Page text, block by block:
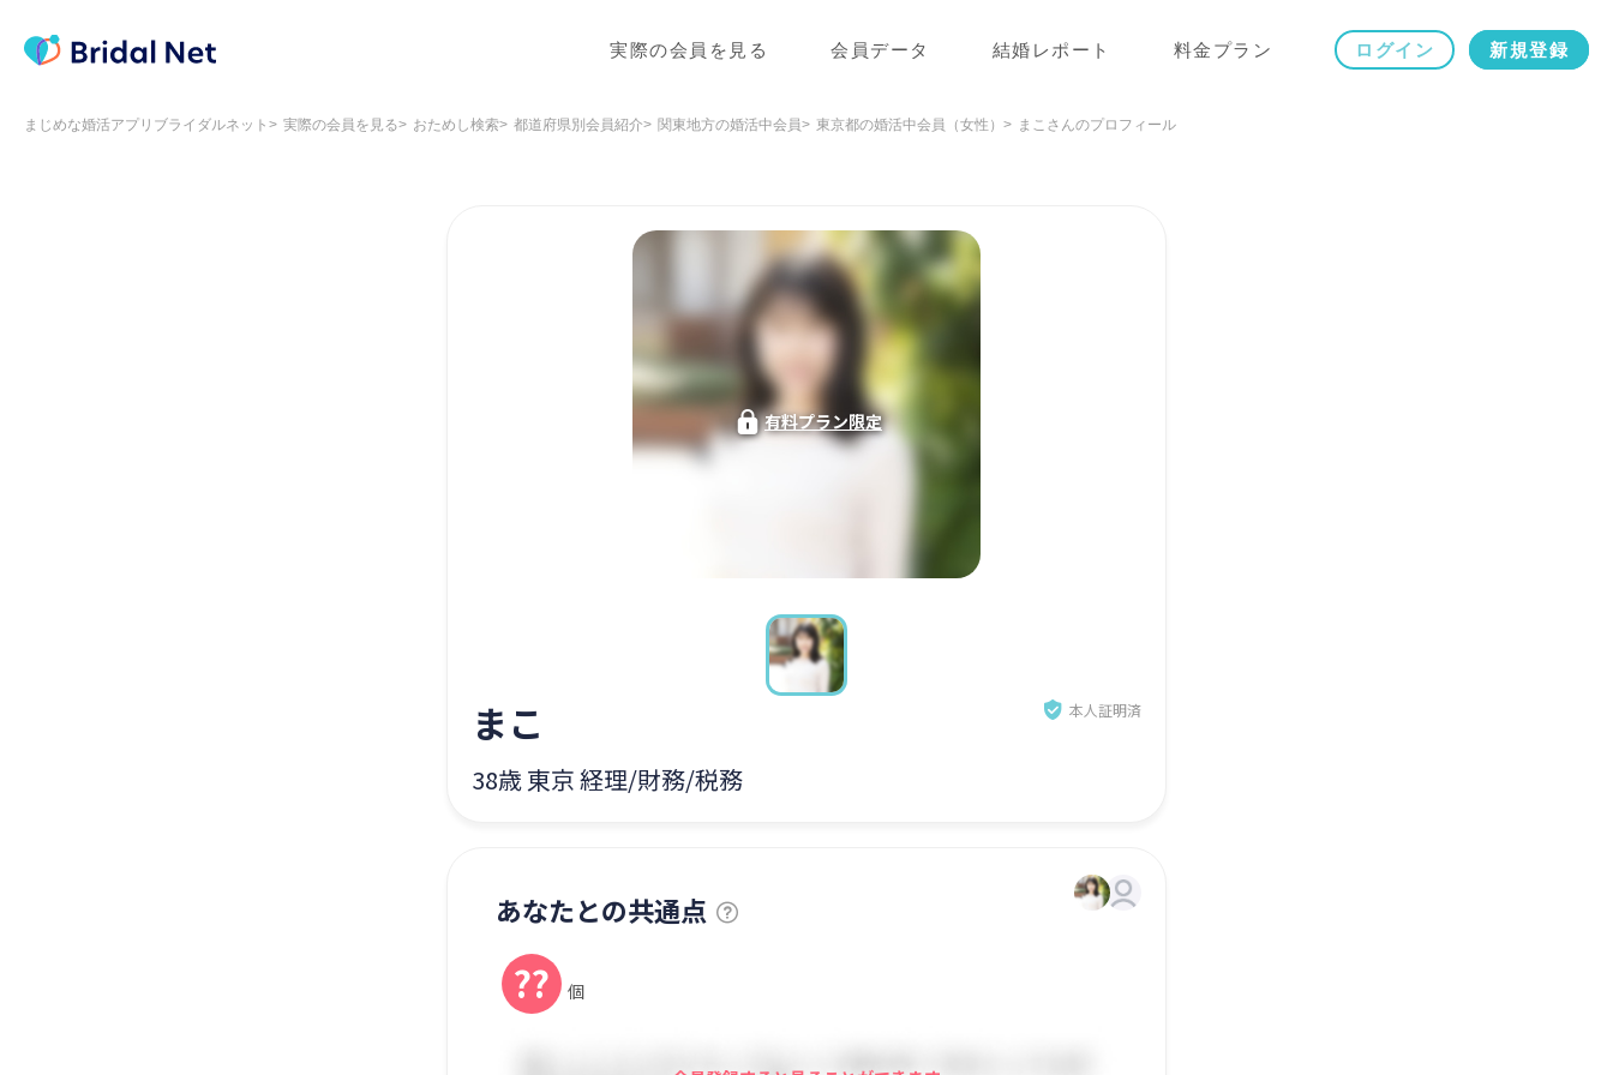
実際の会員を見る 会員データ 結婚レポート 料金プラン ログイン 新規登録
まじめな婚活アプリブライダルネット 実際の会員を見る おためし検索 都道府県別会員紹介 関東地方の婚活中会員 東京都の婚活中会員（女性） まこさんのプロフィール
有料プラン限定
まこ 本人証明済
38歳 東京 経理/財務/税務
あなたとの共通点
?? 個